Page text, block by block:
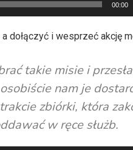
00:00
dołączyć i wesprzeć akcję
takie misie i
nam je
zbiórki, która
w ręce służb.